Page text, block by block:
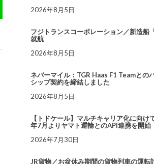
2026年8月5日
フジトランスコーポレーション／新造船
就航
2026年8月5日
ネバーマイル：TGR Haas F1 Teamとの
シップ契約を締結しました
2026年8月5日
【トドケール】マルチキャリア化に向け
年7月よりヤマト運輸とのAPI連携を開始
2026年7月30日
JR貨物／お盆休み期間の貨物列車の運転